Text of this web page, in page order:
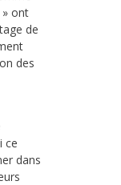
» ont
de
des
ce
dans